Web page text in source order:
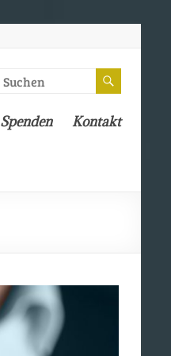
Spenden Kontakt